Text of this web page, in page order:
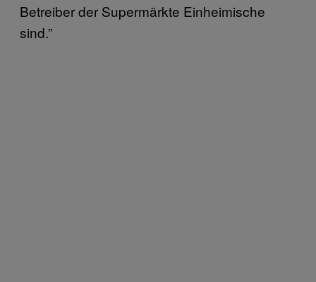
Betreiber der Supermärkte Einheimische
sind.”